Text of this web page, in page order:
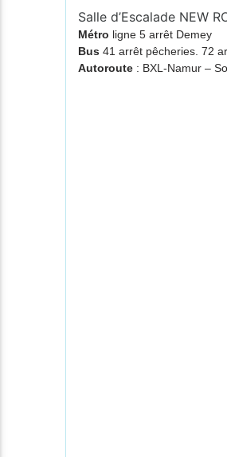
Salle d’Escalade NEW
Métro ligne 5 arrêt Demey
Bus 41 arrêt pêcheries. 72
Autoroute : BXL-Namur –